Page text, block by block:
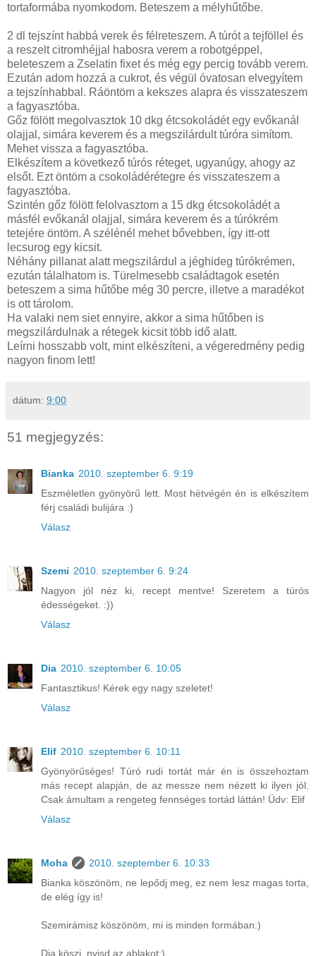
tortaformába nyomkodom. Beteszem a mélyhűtőbe.
2 dl tejszínt habbá verek és félreteszem. A túrót a tejföllel és
a reszelt citromhéjjal habosra verem a robotgéppel,
beleteszem a Zselatin fixet és még egy percig tovább verem.
Ezután adom hozzá a cukrot, és végül óvatosan elvegyítem
a tejszínhabbal. Ráöntöm a kekszes alapra és visszateszem
a fagyasztóba.
Gőz fölött megolvasztok 10 dkg étcsokoládét egy evőkanál
olajjal, simára keverem és a megszilárdult túróra simítom.
Mehet vissza a fagyasztóba.
Elkészítem a következő túrós réteget, ugyanúgy, ahogy az
elsőt. Ezt öntöm a csokoládérétegre és visszateszem a
fagyasztóba.
Szintén gőz fölött felolvasztom a 15 dkg étcsokoládét a
másfél evőkanál olajjal, simára keverem és a túrókrém
tetejére öntöm. A szélénél mehet bővebben, így itt-ott
lecsurog egy kicsit.
Néhány pillanat alatt megszilárdul a jéghideg túrókrémen,
ezután tálalhatom is. Türelmesebb családtagok esetén
beteszem a sima hűtőbe még 30 percre, illetve a maradékot
is ott tárolom.
Ha valaki nem siet ennyire, akkor a sima hűtőben is
megszilárdulnak a rétegek kicsit több idő alatt.
Leírni hosszabb volt, mint elkészíteni, a végeredmény pedig
nagyon finom lett!
dátum: 9:00
51 megjegyzés:
Bianka 2010. szeptember 6. 9:19
Eszméletlen gyönyörű lett. Most hétvégén én is elkészítem
férj családi bulijára :)
Válasz
Szemi 2010. szeptember 6. 9:24
Nagyon jól néz ki, recept mentve! Szeretem a túrós
édességeket. :))
Válasz
Dia 2010. szeptember 6. 10:05
Fantasztikus! Kérek egy nagy szeletet!
Válasz
Elif 2010. szeptember 6. 10:11
Gyönyörűséges! Túró rudi tortát már én is összehoztam
más recept alapján, de az messze nem nézett ki ilyen jól.
Csak ámultam a rengeteg fennséges tortád láttán! Üdv: Elif
Válasz
Moha
2010. szeptember 6. 10:33
Bianka köszönöm, ne lepődj meg, ez nem lesz magas torta,
de elég így is!
Szemirámisz köszönöm, mi is minden formában:)
Dia köszi, nyisd az ablakot:)